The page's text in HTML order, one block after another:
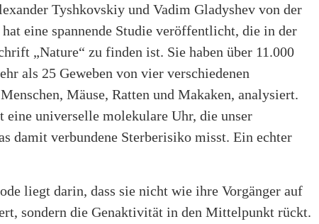
Tyshkovskiy und Vadim Gladyshev von der
eine spannende Studie veröffentlicht, die in der
„Nature“ zu finden ist. Sie haben über 11.000
als 25 Geweben von vier verschiedenen
Mäuse, Ratten und Makaken, analysiert.
eine universelle molekulare Uhr, die unser
damit verbundene Sterberisiko misst. Ein echter
liegt darin, dass sie nicht wie ihre Vorgänger auf
sondern die Genaktivität in den Mittelpunkt rückt.